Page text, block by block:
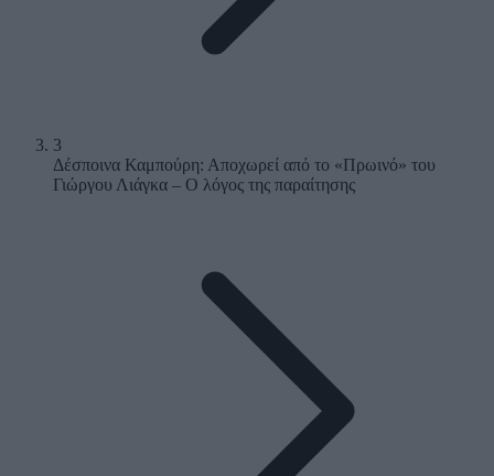
3
Δέσποινα Καμπούρη: Αποχωρεί από το «Πρωινό» του
Γιώργου Λιάγκα – Ο λόγος της παραίτησης